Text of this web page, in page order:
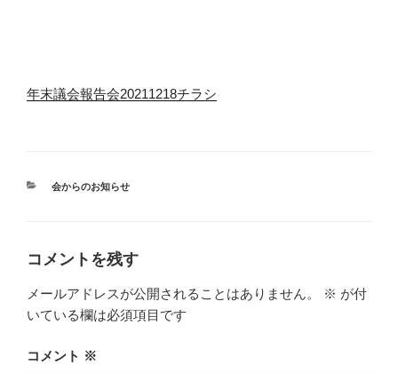
年末議会報告会20211218チラシ
カ
会からのお知らせ
コメントを残す
メールアドレスが公開されることはありません。 ※ が付
いている欄は必須項目です
コメント ※